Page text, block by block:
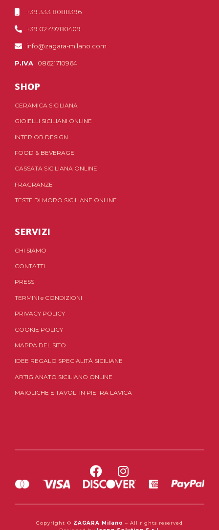
+39 333 8088396
+39 02 49780409
info@zagara-milano.com
P.IVA 08621710964
SHOP
CERAMICA SICILIANA
GIOIELLI SICILIANI ONLINE
INTERIOR DESIGN
FOOD & BEVERAGE
CASSATA SICILIANA ONLINE
FRAGRANZE
TESTE DI MORO SICILIANE ONLINE
SERVIZI
CHI SIAMO
CONTATTI
PRESS
TERMINI e CONDIZIONI
PRIVACY POLICY
COOKIE POLICY
MAPPA DEL SITO
IDEE REGALO SPECIALITÀ SICILIANE
ARTIGIANATO SICILIANO ONLINE
MAIOLICHE E TAVOLI IN PIETRA LAVICA
Copyright © ZAGARA Milano – All rights reserved